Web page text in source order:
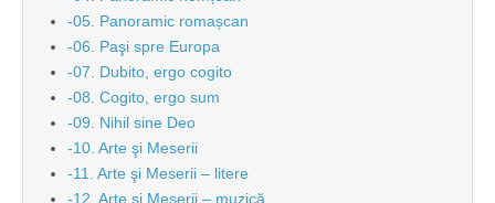
-05. Panoramic romașcan
-06. Paşi spre Europa
-07. Dubito, ergo cogito
-08. Cogito, ergo sum
-09. Nihil sine Deo
-10. Arte şi Meserii
-11. Arte şi Meserii – litere
-12. Arte şi Meserii – muzică